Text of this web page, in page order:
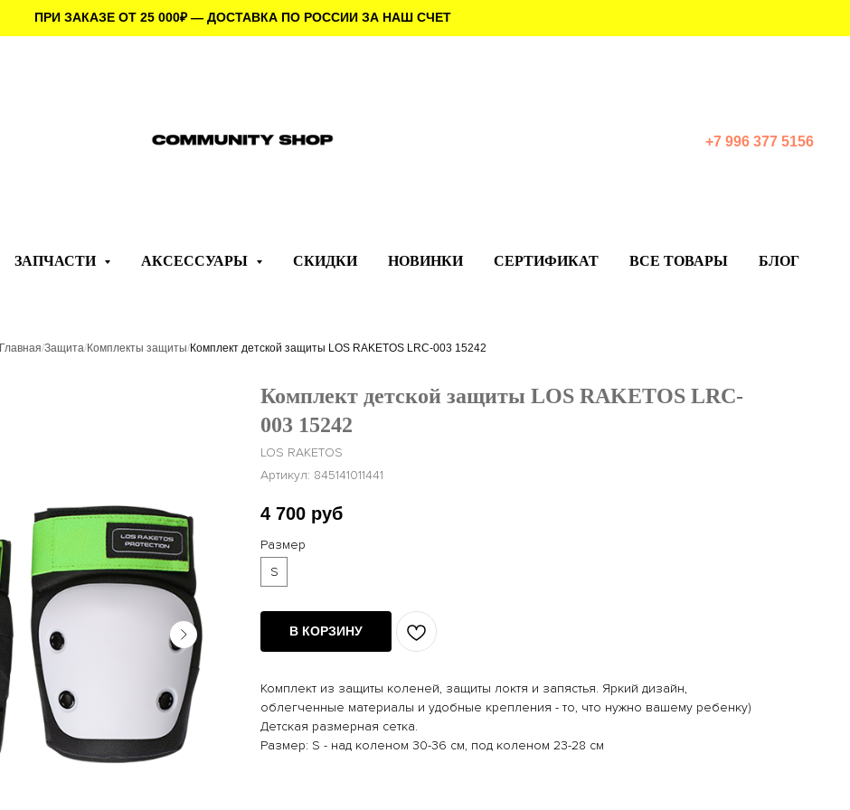
ПРИ ЗАКАЗЕ ОТ 25 000₽— ДОСТАВКА ПО РОССИИ ЗА НАШ СЧЕТ
+7 996 377 5156
ЗАПЧАСТИ АКСЕССУАРЫ СКИДКИ НОВИНКИ СЕРТИФИКАТ ВСЕ ТОВАРЫ БЛОГ
Главная/Защита/Комплекты защиты/Комплект детской защиты LOS RAKETOS LRC-003 15242
Комплект детской защиты LOS RAKETOS LRC-
003 15242
LOS RAKETOS
Артикул: 845141011441
4 700 руб
Размер
S
В КОРЗИНУ
Комплект из защиты коленей, защиты локтя и запястья. Яркий дизайн,
облегченные материалы и удобные крепления - то, что нужно вашему ребенку)
Детская размерная сетка.
Размер: S - над коленом 30-36 см, под коленом 23-28 см